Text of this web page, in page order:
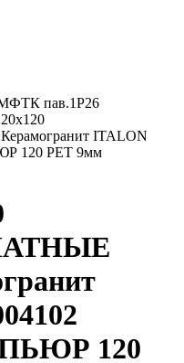
МФТК пав.1Р26
ITALON
120 РЕТ 9мм
120